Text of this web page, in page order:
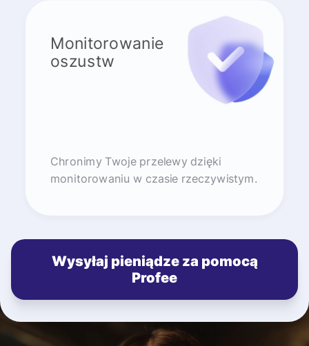
Monitorowanie
oszustw
Chronimy Twoje przelewy dzięki
monitorowaniu w czasie rzeczywistym.
Wysyłaj pieniądze za pomocą
Profee